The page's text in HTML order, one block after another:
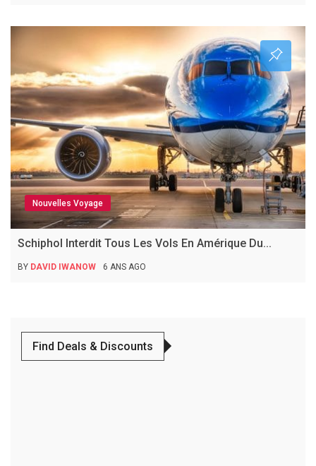
Nouvelles Voyage
Schiphol Interdit Tous Les Vols En Amérique Du...
BY DAVID IWANOW 6 ANS AGO
Find Deals & Discounts